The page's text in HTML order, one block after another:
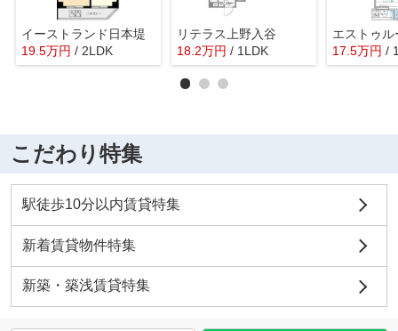
イーストランド日本堤
19.5万円 / 2LDK
リテラス上野入谷
18.2万円 / 1LDK
エストゥル
17.5万円 /
こだわり特集
駅徒歩10分以内賃貸特集
新着賃貸物件特集
新築・築浅賃貸特集